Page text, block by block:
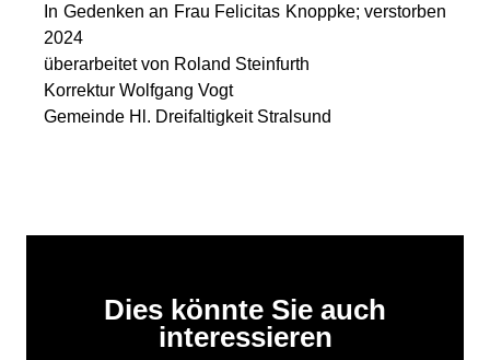
In Gedenken an Frau Felicitas Knoppke; verstorben
2024
überarbeitet von Roland Steinfurth
Korrektur Wolfgang Vogt
Gemeinde Hl. Dreifaltigkeit Stralsund
Dies könnte Sie auch
interessieren